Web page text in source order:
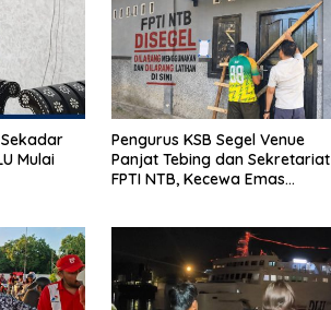
Mulai
Pengurus KSB Segel Venue
Panjat Tebing dan Sekretariat
FPTI NTB, Kecewa Emas